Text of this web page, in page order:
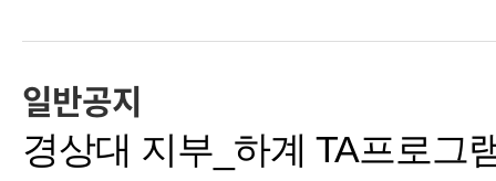
일반공지
경상대 지부_하계 TA프로그